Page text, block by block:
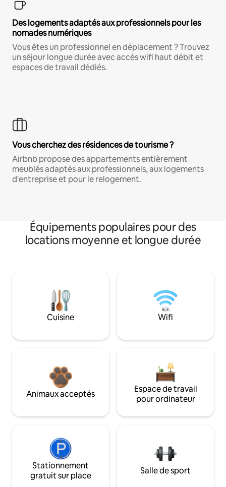
Des logements adaptés aux professionnels pour les
nomades numériques
Vous êtes un professionnel en déplacement ? Trouvez
un séjour longue durée avec accès wifi haut débit et
espaces de travail dédiés.
Vous cherchez des résidences de tourisme ?
Airbnb propose des appartements entièrement
meublés adaptés aux professionnels, aux logements
d'entreprise et pour le relogement.
Équipements populaires pour des
locations moyenne et longue durée
Cuisine Wifi
Animaux acceptés
Espace de travail
pour ordinateur
Stationnement
gratuit sur place
Salle de sport